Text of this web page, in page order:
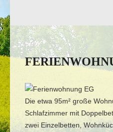
Die etwa 95m² große
Schlafzimmer mit
zwei Einzelbetten,